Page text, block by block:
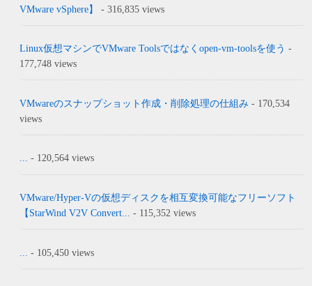
VMware vSphere】
- 316,835 views
Linux仮想マシンでVMware Toolsではなくopen-vm-toolsを使う -
177,748 views
VMwareのスナップショット作成・削除処理の仕組み - 170,534
views
... - 120,564 views
VMware/Hyper-Vの仮想ディスクを相互変換可能なフリーソフト
【StarWind V2V Convert...
- 115,352 views
- 105,450 views